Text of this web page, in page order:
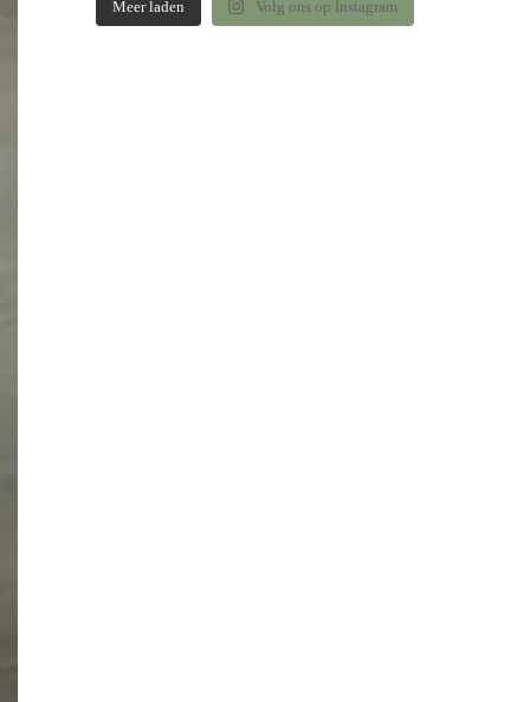
Meer laden Volg ons op Instagram